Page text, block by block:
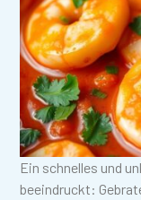
Ein schnelles und
beeindruckt: